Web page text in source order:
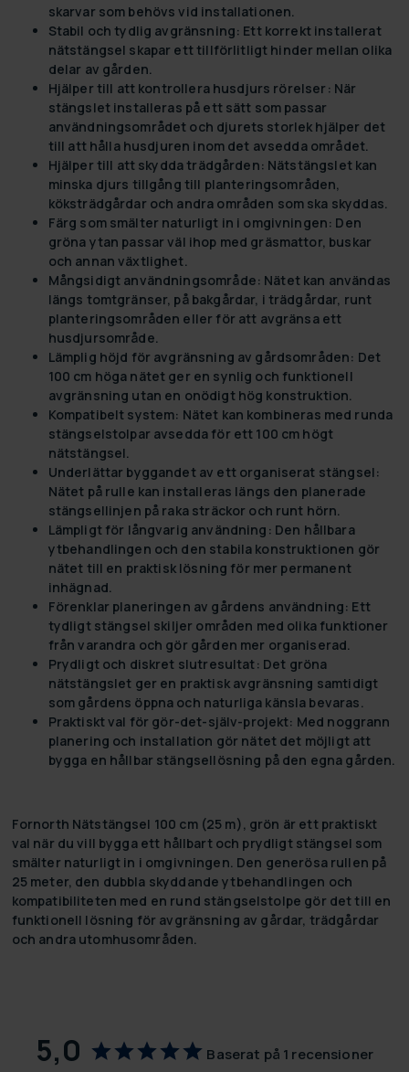
skarvar som behövs vid installationen.
Stabil och tydlig avgränsning: Ett korrekt installerat
nätstängsel skapar ett tillförlitligt hinder mellan olika
delar av gården.
Hjälper till att kontrollera husdjurs rörelser: När
stängslet installeras på ett sätt som passar
användningsområdet och djurets storlek hjälper det
till att hålla husdjuren inom det avsedda området.
Hjälper till att skydda trädgården: Nätstängslet kan
minska djurs tillgång till planteringsområden,
köksträdgårdar och andra områden som ska skyddas.
Färg som smälter naturligt in i omgivningen: Den
gröna ytan passar väl ihop med gräsmattor, buskar
och annan växtlighet.
Mångsidigt användningsområde: Nätet kan användas
längs tomtgränser, på bakgårdar, i trädgårdar, runt
planteringsområden eller för att avgränsa ett
husdjursområde.
Lämplig höjd för avgränsning av gårdsområden: Det
100 cm höga nätet ger en synlig och funktionell
avgränsning utan en onödigt hög konstruktion.
Kompatibelt system: Nätet kan kombineras med runda
stängselstolpar avsedda för ett 100 cm högt
nätstängsel.
Underlättar byggandet av ett organiserat stängsel:
Nätet på rulle kan installeras längs den planerade
stängsellinjen på raka sträckor och runt hörn.
Lämpligt för långvarig användning: Den hållbara
ytbehandlingen och den stabila konstruktionen gör
nätet till en praktisk lösning för mer permanent
inhägnad.
Förenklar planeringen av gårdens användning: Ett
tydligt stängsel skiljer områden med olika funktioner
från varandra och gör gården mer organiserad.
Prydligt och diskret slutresultat: Det gröna
nätstängslet ger en praktisk avgränsning samtidigt
som gårdens öppna och naturliga känsla bevaras.
Praktiskt val för gör-det-själv-projekt: Med noggrann
planering och installation gör nätet det möjligt att
bygga en hållbar stängsellösning på den egna gården.
Fornorth Nätstängsel 100 cm (25 m), grön är ett praktiskt
val när du vill bygga ett hållbart och prydligt stängsel som
smälter naturligt in i omgivningen. Den generösa rullen på
25 meter, den dubbla skyddande ytbehandlingen och
kompatibiliteten med en rund stängselstolpe gör det till en
funktionell lösning för avgränsning av gårdar, trädgårdar
och andra utomhusområden.
5,0 Baserat på 1 recensioner